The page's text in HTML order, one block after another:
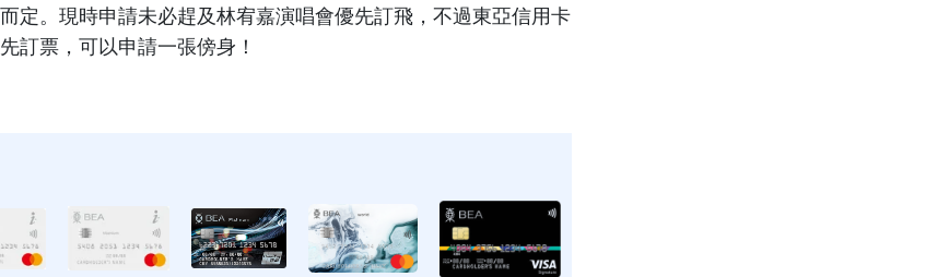
定。現時申請未必趕及林宥嘉演唱會優先訂飛，不過東亞信用卡
訂票，可以申請一張傍身！